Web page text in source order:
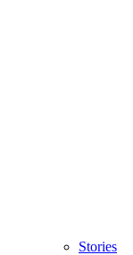
Stories